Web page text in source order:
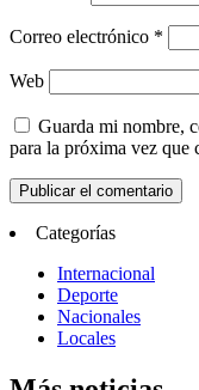
Correo electrónico *
Web
Guarda mi nombre,
para la próxima vez que
Categorías
Internacional
Deporte
Nacionales
Locales